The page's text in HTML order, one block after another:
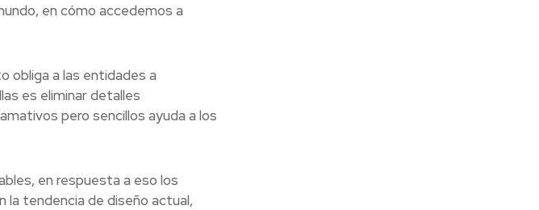
en cómo accedemos a
obliga a las entidades a
es eliminar detalles
pero sencillos ayuda a los
en respuesta a eso los
la tendencia de diseño actual,